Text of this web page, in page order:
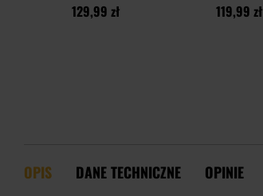
129,99 zł
119,99 zł
OPIS DANE TECHNICZNE OPINIE